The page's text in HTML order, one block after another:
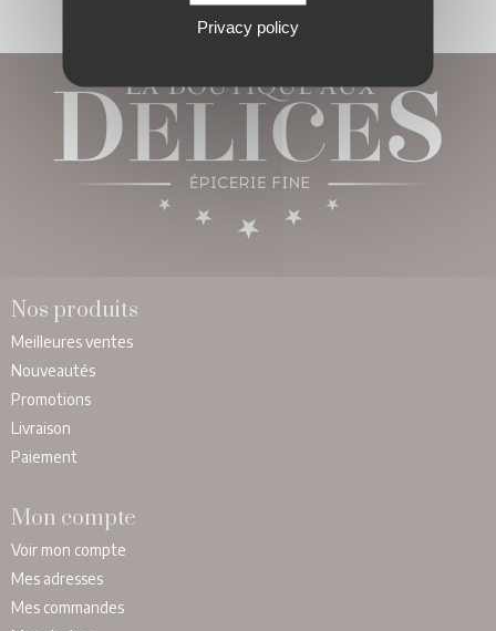
Nos produits
Meilleures ventes
Nouveautés
Promotions
Livraison
Paiement
Mon compte
Voir mon compte
Mes adresses
Mes commandes
Privacy policy